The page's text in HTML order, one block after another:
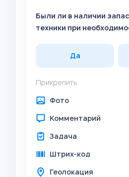
Были ли в наличии
техники при
Да
Прикрепить
Фото
Комментарий
Задача
Штрих-код
Геолокация